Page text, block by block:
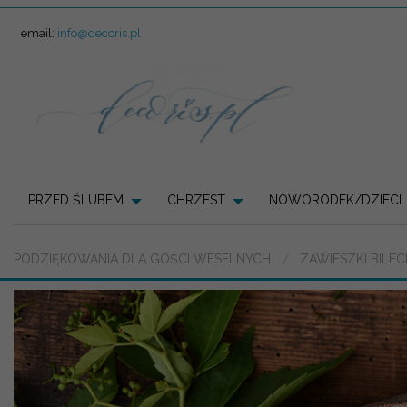
email: info@decoris.pl
PRZED ŚLUBEM CHRZEST NOWORODEK/DZIECI
PODZIĘKOWANIA DLA GOŚCI WESELNYCH ZAWIESZKI